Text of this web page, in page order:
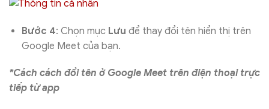
Bước 4: Chọn mục Lưu để thay đổi tên hiển thị trên
Google Meet của bạn.
*Cách cách đổi tên ở Google Meet trên điện thoại trực
tiếp từ app